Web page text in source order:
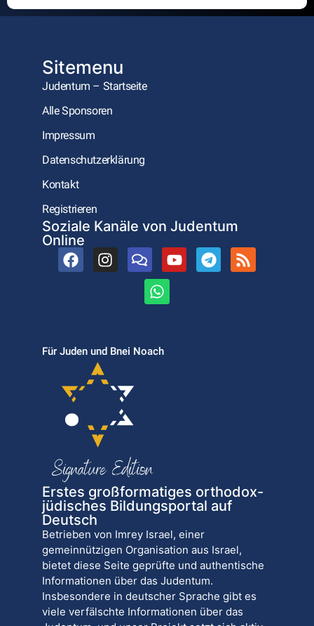
Alternative:
Sitemenu
Judentum – Startseite
Alle Sponsoren
Impressum
Datenschutzerklärung
Kontakt
Registrieren
Soziale Kanäle von Judentum
Online
Für Juden und Bnei Noach
Erstes großformatiges orthodox-
jüdisches Bildungsportal auf
Deutsch
Betrieben von Imrey Israel, einer
gemeinnützigen Organisation aus Israel,
bietet diese Seite geprüfte und authentische
Informationen über das Judentum.
Insbesondere in deutscher Sprache gibt es
viele verfälschte Informationen über das